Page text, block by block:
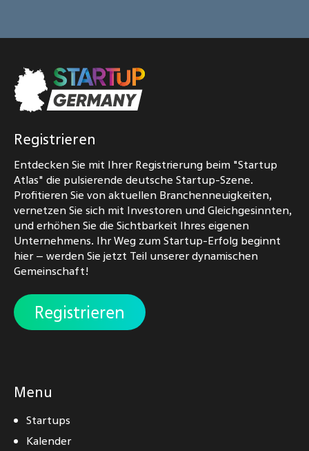
Registrieren
Entdecken Sie mit Ihrer Registrierung beim "Startup
Atlas" die pulsierende deutsche Startup-Szene.
Profitieren Sie von aktuellen Branchenneuigkeiten,
vernetzen Sie sich mit Investoren und Gleichgesinnten,
und erhöhen Sie die Sichtbarkeit Ihres eigenen
Unternehmens. Ihr Weg zum Startup-Erfolg beginnt
hier – werden Sie jetzt Teil unserer dynamischen
Gemeinschaft!
Registrieren
Menu
Startups
Kalender